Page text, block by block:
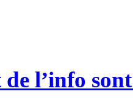
l’info